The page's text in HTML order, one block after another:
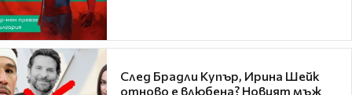
След Брадли Купър, Ирина Шейк
отново е влюбена? Новият мъж